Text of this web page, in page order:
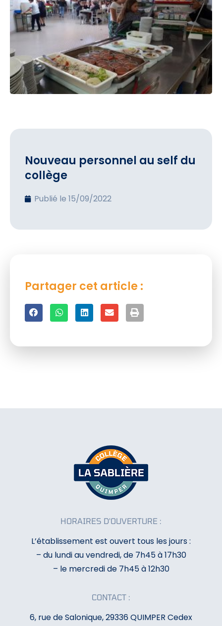
Nouveau personnel au self du
collège
Publié le 15/09/2022
Partager cet article :
HORAIRES D'OUVERTURE :
L’établissement est ouvert tous les jours :
– du lundi au vendredi, de 7h45 à 17h30
– le mercredi de 7h45 à 12h30
CONTACT :
6, rue de Salonique, 29336 QUIMPER Cedex